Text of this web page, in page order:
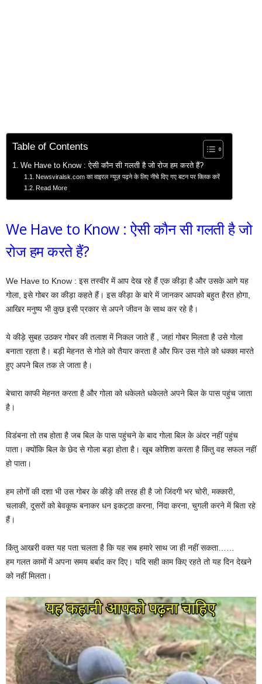
Table of Contents
We Have to Know : ऐसी कौन सी गलती है जो रोज हम करते हैं?
Newsviralsk.com का वाइरल न्यूज़ पढ़ने के लिए नीचे दिए गए बटन पर क्लिक करें
Read More
We Have to Know : ऐसी कौन सी गलती है जो
रोज हम करते हैं?
We Have to Know : इस तस्वीर में आप देख रहे हैं एक कीड़ा है और उसके आगे यह
गोला, इसे गोबर का कीड़ा कहते हैं। इस कीड़ा के बारे में जानकर आपको बहुत हैरत होगा,
आखिर मनुष्य भी कुछ इसी प्रकार से अपने जीवन के साथ कर रहे है।
ये कीड़े सुबह उठकर गोबर की तलाश में निकल जाते हैं , जहां गोबर मिलता है उसे गोला
बनाता रहता है। बड़ी मेहनत से गोले को तैयार करता है और फिर उस गोले को धक्का मारते
हुए अपने बिल तक ले जाता है।
बेचारा काफी मेहनत करता है और गोला को धकेलते धकेलते अपने बिल के पास पहुंच जाता
है।
विडंबना तो तब होता है जब बिल के पास पहुंचने के बाद गोला बिल के अंदर नहीं पहुंच
पाता। क्योंकि बिल के छेद से गोला बड़ा होता है। खूब कोशिश करता है किंतु वह सफल नहीं
हो पाता।
हम लोगों की दशा भी उस गोबर के कीड़े की तरह ही है जो जिंदगी भर चोरी, मक्कारी,
चलाकी, दूसरों को बेवकूफ बनाकर धन इकट्ठा करना, निंदा करना, चुगली करने में बिता रहे
हैं।
किंतु आखरी वक्त यह पता चलता है कि यह सब हमारे साथ जा ही नहीं सकता……
हम गलत कामों में अपना समय बर्बाद कर दिए। यदि सही काम किए रहते तो यह दिन देखने
को नहीं मिलता।